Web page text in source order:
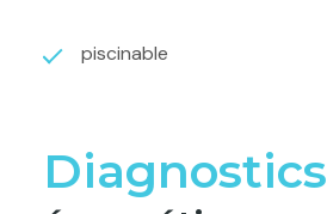
piscinable
Diagnostics